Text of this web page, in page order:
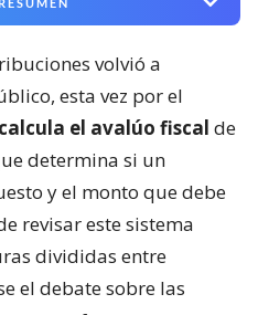
volvió a
esta vez por el
el avalúo fiscal de
determina si un
y el monto que debe
revisar este sistema
divididas entre
el debate sobre las